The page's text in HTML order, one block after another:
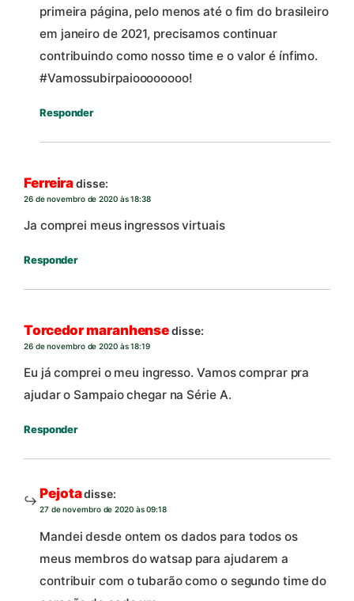
primeira página, pelo menos até o fim do brasileiro
em janeiro de 2021, precisamos continuar
contribuindo como nosso time e o valor é ínfimo.
#Vamossubirpaioooooooo!
Responder
Ferreiradisse:
26 de novembro de 2020 às 18:38
Ja comprei meus ingressos virtuais
Responder
Torcedor maranhensedisse:
26 de novembro de 2020 às 18:19
Eu já comprei o meu ingresso. Vamos comprar pra
ajudar o Sampaio chegar na Série A.
Responder
Pejotadisse:
27 de novembro de 2020 às 09:18
Mandei desde ontem os dados para todos os
meus membros do watsap para ajudarem a
contribuir com o tubarão como o segundo time do